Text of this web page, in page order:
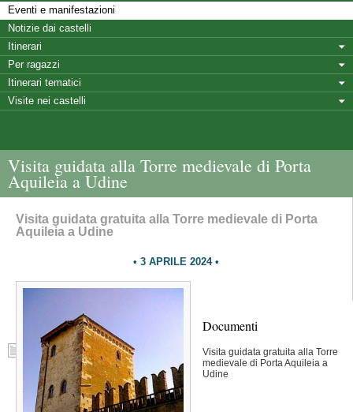
Eventi e manifestazioni
Notizie dai castelli
Itinerari
Per ragazzi
Itinerari tematici
Visite nei castelli
Visita guidata alla Torre medievale di Porta
Aquileia a Udine
Visita guidata gratuita alla Torre medievale di Porta
Aquileia a Udine
3 APRILE 2024
Documenti
Visita guidata gratuita alla Torre
medievale di Porta Aquileia a
Udine